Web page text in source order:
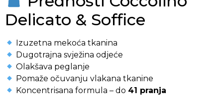
Delicato & Soffice
Izuzetna mekoća tkanina
Dugotrajna svježina odjeće
Olakšava peglanje
Pomaže očuvanju vlakana tkanine
Koncentrisana formula – do 41 pranja